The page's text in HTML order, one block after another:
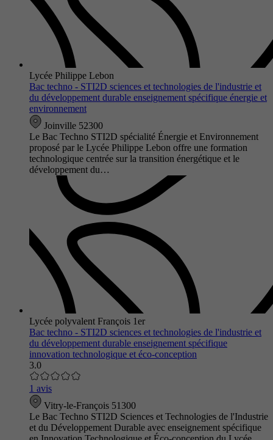
Lycée Philippe Lebon
Bac techno - STI2D sciences et technologies de l'industrie et
du développement durable enseignement spécifique énergie et
environnement
Joinville 52300
Le Bac Techno STI2D spécialité Énergie et Environnement
proposé par le Lycée Philippe Lebon offre une formation
technologique centrée sur la transition énergétique et le
développement du…
Lycée polyvalent François 1er
Bac techno - STI2D sciences et technologies de l'industrie et
du développement durable enseignement spécifique
innovation technologique et éco-conception
3.0
1 avis
Vitry-le-François 51300
Le Bac Techno STI2D Sciences et Technologies de l'Industrie
et du Développement Durable avec enseignement spécifique